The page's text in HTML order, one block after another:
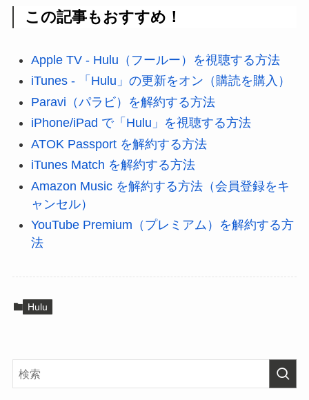
この記事もおすすめ！
Apple TV - Hulu（フールー）を視聴する方法
iTunes - 「Hulu」の更新をオン（購読を購入）
Paravi（パラビ）を解約する方法
iPhone/iPad で「Hulu」を視聴する方法
ATOK Passport を解約する方法
iTunes Match を解約する方法
Amazon Music を解約する方法（会員登録をキ
ャンセル）
YouTube Premium（プレミアム）を解約する方
法
Hulu